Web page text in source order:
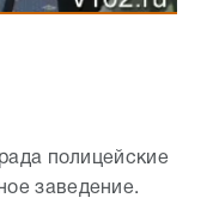
полицейские
заведение.